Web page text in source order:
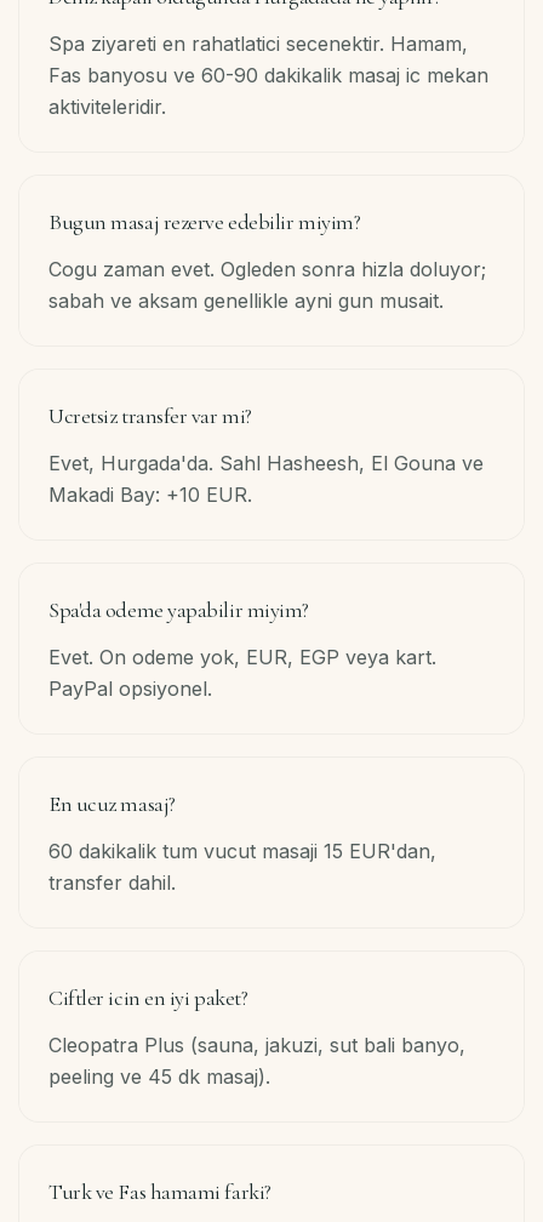
Spa ziyareti en rahatlatici secenektir. Hamam,
Fas banyosu ve 60-90 dakikalik masaj ic mekan
aktiviteleridir.
Bugun masaj rezerve edebilir miyim?
Cogu zaman evet. Ogleden sonra hizla doluyor;
sabah ve aksam genellikle ayni gun musait.
Ucretsiz transfer var mi?
Evet, Hurgada'da. Sahl Hasheesh, El Gouna ve
Makadi Bay: +10 EUR.
Spa'da odeme yapabilir miyim?
Evet. On odeme yok, EUR, EGP veya kart.
PayPal opsiyonel.
En ucuz masaj?
60 dakikalik tum vucut masaji 15 EUR'dan,
transfer dahil.
Ciftler icin en iyi paket?
Cleopatra Plus (sauna, jakuzi, sut bali banyo,
peeling ve 45 dk masaj).
Turk ve Fas hamami farki?